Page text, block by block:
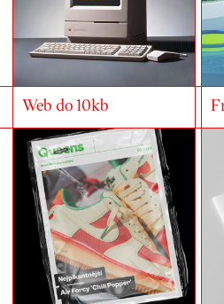
Web do 10kb